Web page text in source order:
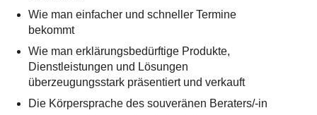
Wie man einfacher und schneller Termine
bekommt
Wie man erklärungsbedürftige Produkte,
Dienstleistungen und Lösungen
überzeugungsstark präsentiert und verkauft
Die Körpersprache des souveränen Beraters/-in